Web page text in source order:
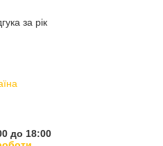
за рік
до 18:00